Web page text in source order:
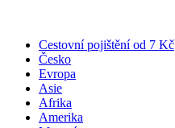
Cestovní pojištění od 7 Kč
Česko
Evropa
Asie
Afrika
Amerika